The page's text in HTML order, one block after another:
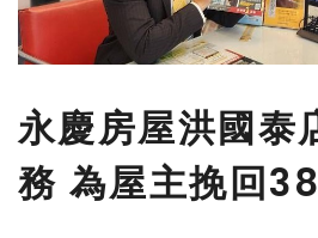
永慶房屋洪國泰
務 為屋主挽回